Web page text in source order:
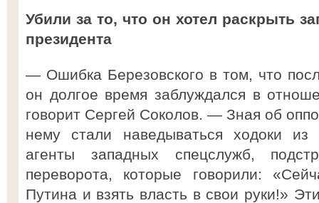
Убили за то, что он хотел раскрыть
президента
— Ошибка Березовского в том, что
он долгое время заблуждался в
говорит Сергей Соколов. — Зная об
нему стали наведываться ходоки
агенты западных спецслужб,
переворота, которые говорили:
Путина и взять власть в свои руки!»